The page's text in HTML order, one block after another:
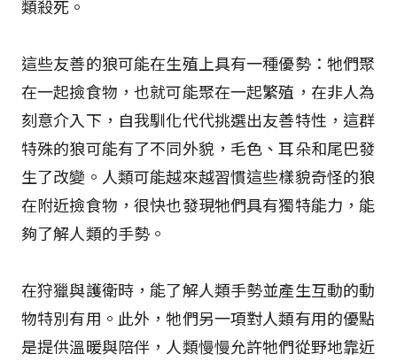
類殺死。
這些友善的狼可能在生殖上具有一種優勢：牠們聚
在一起撿食物，也就可能聚在一起繁殖，在非人為
刻意介入下，自我馴化代代挑選出友善特性，這群
特殊的狼可能有了不同外貌，毛色、耳朵和尾巴發
生了改變。人類可能越來越習慣這些樣貌奇怪的狼
在附近撿食物，很快也發現牠們具有獨特能力，能
夠了解人類的手勢。
在狩獵與護衛時，能了解人類手勢並產生互動的動
物特別有用。此外，牠們另一項對人類有用的優點
是提供溫暖與陪伴，人類慢慢允許牠們從野地靠近